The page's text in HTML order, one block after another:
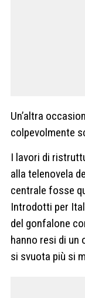
Un’altra
colpevolmente
I lavori di
alla telenovela
centrale fosse
Introdotti per
del gonfalone
hanno resi di un
si svuota più si